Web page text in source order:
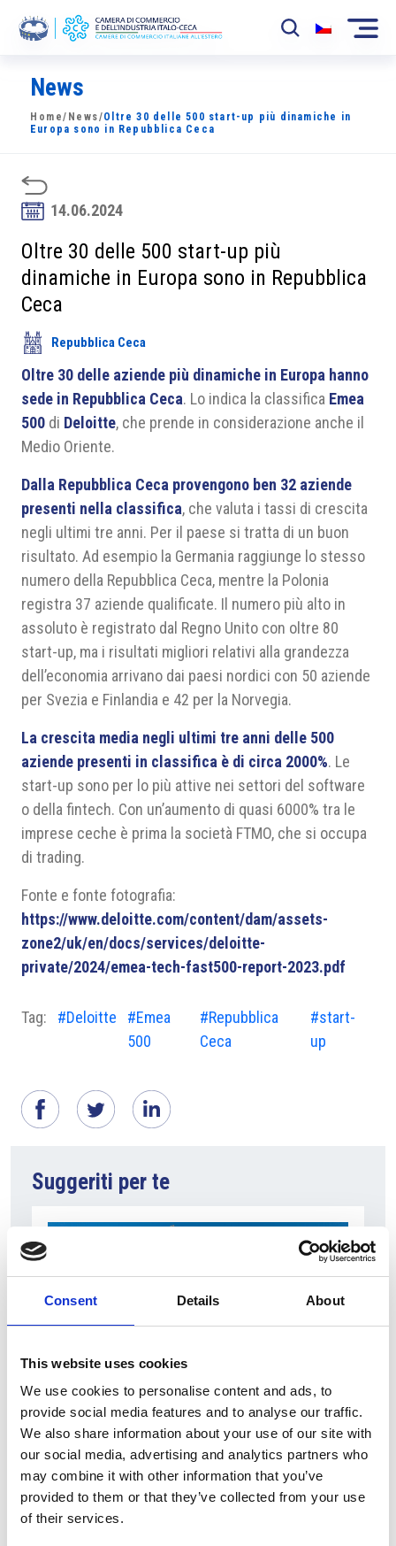
Consent Details About
This website uses cookies
We use cookies to personalise content and ads, to
provide social media features and to analyse our traffic.
We also share information about your use of our site with
our social media, advertising and analytics partners who
may combine it with other information that you’ve
provided to them or that they’ve collected from your use
of their services.
La Camera
News
Sviluppo Mercato
Soci
Partner
Area riservata
News
Home/ News/Oltre 30 delle 500 start-up più dinamiche in
Europa sono in Repubblica Ceca
14.06.2024
Oltre 30 delle 500 start-up più
dinamiche in Europa sono in Repubblica
Ceca
Repubblica Ceca
Oltre 30 delle aziende più dinamiche in Europa hanno
sede in Repubblica Ceca. Lo indica la classifica Emea
500 di Deloitte, che prende in considerazione anche il
Medio Oriente.
Dalla Repubblica Ceca provengono ben 32 aziende
presenti nella classifica, che valuta i tassi di crescita
negli ultimi tre anni. Per il paese si tratta di un buon
risultato. Ad esempio la Germania raggiunge lo stesso
numero della Repubblica Ceca, mentre la Polonia
registra 37 aziende qualificate. Il numero più alto in
assoluto è registrato dal Regno Unito con oltre 80
start-up, ma i risultati migliori relativi alla grandezza
dell’economia arrivano dai paesi nordici con 50 aziende
per Svezia e Finlandia e 42 per la Norvegia.
La crescita media negli ultimi tre anni delle 500
aziende presenti in classifica è di circa 2000%. Le
start-up sono per lo più attive nei settori del software
o della fintech. Con un’aumento di quasi 6000% tra le
imprese ceche è prima la società FTMO, che si occupa
di trading.
Fonte e fonte fotografia:
https://www.deloitte.com/content/dam/assets-
zone2/uk/en/docs/services/deloitte-
private/2024/emea-tech-fast500-report-2023.pdf
Tag: #Deloitte
#Emea
500
#Repubblica
Ceca
#start-
up
Suggeriti per te
7 Agosto 2026
Nel primo semestre è aumentata fortemente la
costruzione di nuove abitazioni
Repubblica Ceca